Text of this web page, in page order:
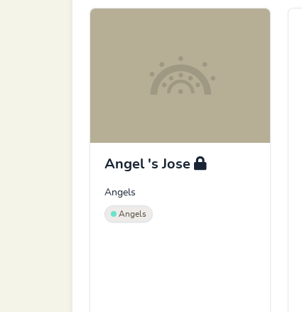
Angel 's Jose
Angels
Angels